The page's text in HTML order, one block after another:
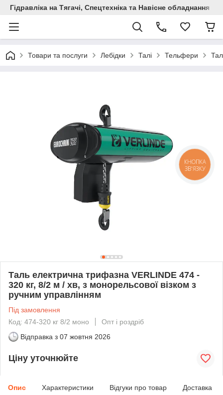
Гідравліка на Тягачі, Спецтехніка та Навісне обладнання
Товари та послуги Лебідки Талі Тельфери
Таль електрична трифазна VERLINDE 474 -
320 кг, 8/2 м / хв, з монорельсової візком з
ручним управлінням
Під замовлення
Код: 474-320 кг 8/2 моно
Опт і роздріб
Відправка з 07 жовтня 2026
Ціну уточнюйте
Опис Характеристики Відгуки про товар Доставка
КНОПКА
ЗВ'ЯЗКУ